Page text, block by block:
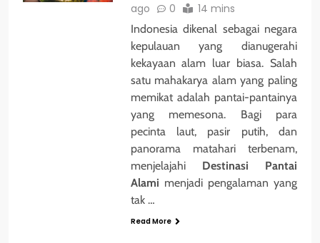
ago
0 14 mins
Indonesia dikenal sebagai negara
kepulauan yang dianugerahi
kekayaan alam luar biasa. Salah
satu mahakarya alam yang paling
memikat adalah pantai-pantainya
yang memesona. Bagi para
pecinta laut, pasir putih, dan
panorama matahari terbenam,
menjelajahi Destinasi Pantai
Alami menjadi pengalaman yang
tak …
Read More